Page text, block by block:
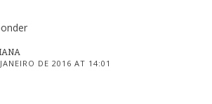
DE 2016 AT 14:01